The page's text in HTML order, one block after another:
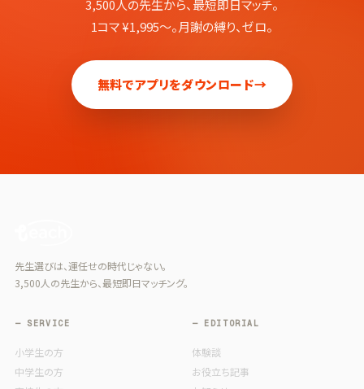
3,500人の先生から、最短即日マッチ。
1コマ ¥1,995〜。月謝の縛り、ゼロ。
無料でアプリをダウンロード→
先生選びは、運任せの時代じゃない。
3,500人の先生から、最短即日マッチング。
— SERVICE
小学生の方
中学生の方
— EDITORIAL
体験談
お役立ち記事